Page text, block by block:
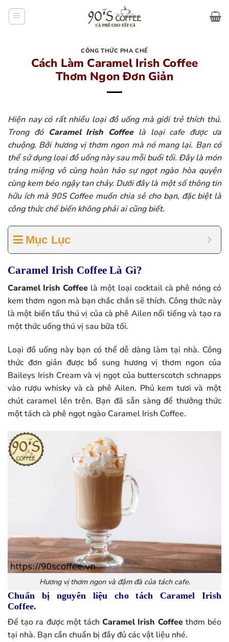
CÔNG THỨC PHA CHẾ
Cách Làm Caramel Irish Coffee
Thơm Ngon Đơn Giản
Hiện nay có rất nhiều loại đồ uống mà giới trẻ thích thú.
Trong đó Caramel Irish Coffeelà loại cafe được ưa
chuộng. Bởi hương vị thơm ngon mà nó mang lại. Bạn có
thể sử dụng loại đồ uống này sau mỗi buổi tối. Đây là món
tráng miệng vô cùng hoàn hảo sự ngọt ngào hòa quyện
cùng kem béo ngậy tan chảy. Dưới đây là một số thông tin
hữu ích mà 90S Coffee muốn chia sẻ cho bạn, đặc biệt là
công thức chế biến không phải ai cũng biết.
Mục Lục
Caramel Irish Coffee Là Gì?
Caramel Irish Coffee là một loại cocktail cà phê nóng có
kem thơm ngon mà bạn chắc chắn sẽ thích. Công thức này
là một biến tấu thú vị của cà phê Ailen nổi tiếng và tạo ra
một thức uống thú vị sau bữa tối.
Loại đồ uống này bạn có thể dễ dàng làm tại nhà. Công
thức đơn giản được bổ sung hương vị thơm ngon của
Baileys Irish Cream và vị ngọt của butterscotch schnapps
vào rượu whisky và cà phê Ailen. Phủ kem tươi và một
chút caramel lên trên. Bạn đã sẵn sàng để thưởng thức
một tách cà phê ngọt ngào Caramel Irish Coffee.
Hương vị thơm ngon và đậm đà của tách cafe.
Chuẩn bị nguyên liệu cho tách Caramel Irish
Coffee.
Để tạo ra được một táchCaramel Irish Coffeethơm béo
tại nhà. Bạn cần chuẩn bị đầy đủ các vật liệu nhé.